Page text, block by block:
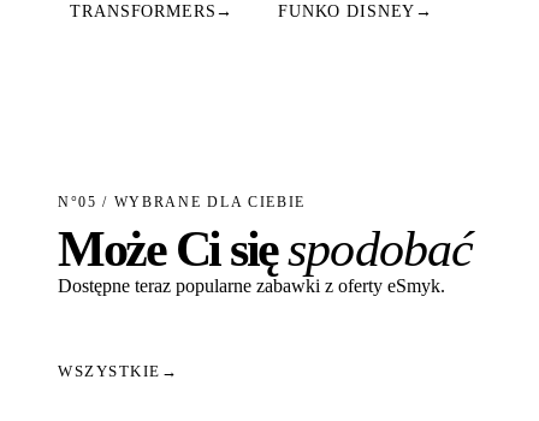
TRANSFORMERS → FUNKO DISNEY →
N°05 / WYBRANE DLA CIEBIE
Może Ci sięspodobać
Dostępne teraz popularne zabawki z oferty eSmyk.
WSZYSTKIE →